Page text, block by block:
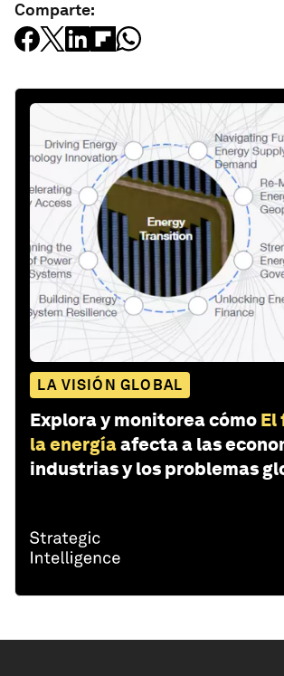
Comparte:
LA VISIÓN GLOBAL
Explora y monitorea cómo El
la energíaafecta a las
industrias y los problemas